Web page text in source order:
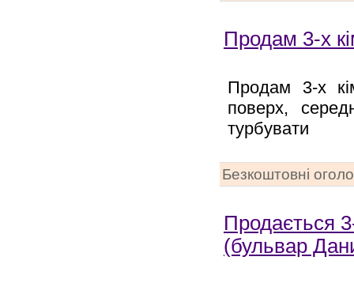
Продам 3-х
Продам 3-х
поверх,
турбувати
Безкоштовні
Продається
(бульвар